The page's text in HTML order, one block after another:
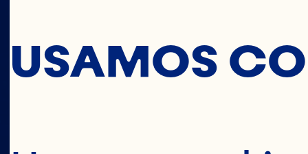
USAMOS